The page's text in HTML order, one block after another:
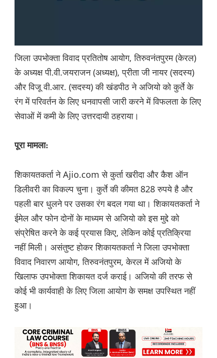
जिला उपभोक्ता विवाद प्रतितोष आयोग, तिरुवनंतपुरम (केरल)
के अध्यक्ष पी.वी.जयराजन (अध्यक्ष), प्रीता जी नायर (सदस्य)
और विजू वी.आर. (सदस्य) की खंडपीठ ने अजियो को कुर्ते के
रंग में परिवर्तन के लिए धनवापसी जारी करने में विफलता के लिए
सेवाओं में कमी के लिए उत्तरदायी ठहराया।
पूरा मामला:
शिकायतकर्ता ने Ajio.com से कुर्ता खरीदा और कैश ऑन
डिलीवरी का विकल्प चुना। कुर्ते की कीमत 828 रुपये है और
पहली बार धुलने पर उसका रंग बदल गया था। शिकायतकर्ता ने
ईमेल और फोन दोनों के माध्यम से अजियो को इस मुद्दे को
संप्रेषित करने के कई प्रयास किए, लेकिन कोई प्रतिक्रिया
नहीं मिली। असंतुष्ट होकर शिकायतकर्ता ने जिला उपभोक्ता
विवाद निवारण आयोग, तिरुवनंतपुरम, केरल में अजियो के
खिलाफ उपभोक्ता शिकायत दर्ज कराई। अजियो की तरफ से
कोई भी कार्यवाही के लिए जिला आयोग के समक्ष उपस्थित नहीं
हुआ।